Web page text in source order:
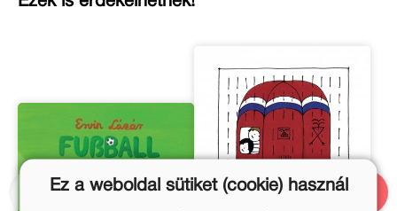
Ez a weboldal sütiket (cookie) használ